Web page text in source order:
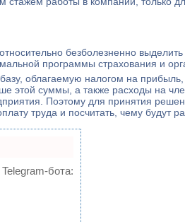
безболезненно
программы страхования и
облагаемую налогом на
этой суммы, а также расходы на
Поэтому для принятия
труда и посчитать, чему будут
бота: